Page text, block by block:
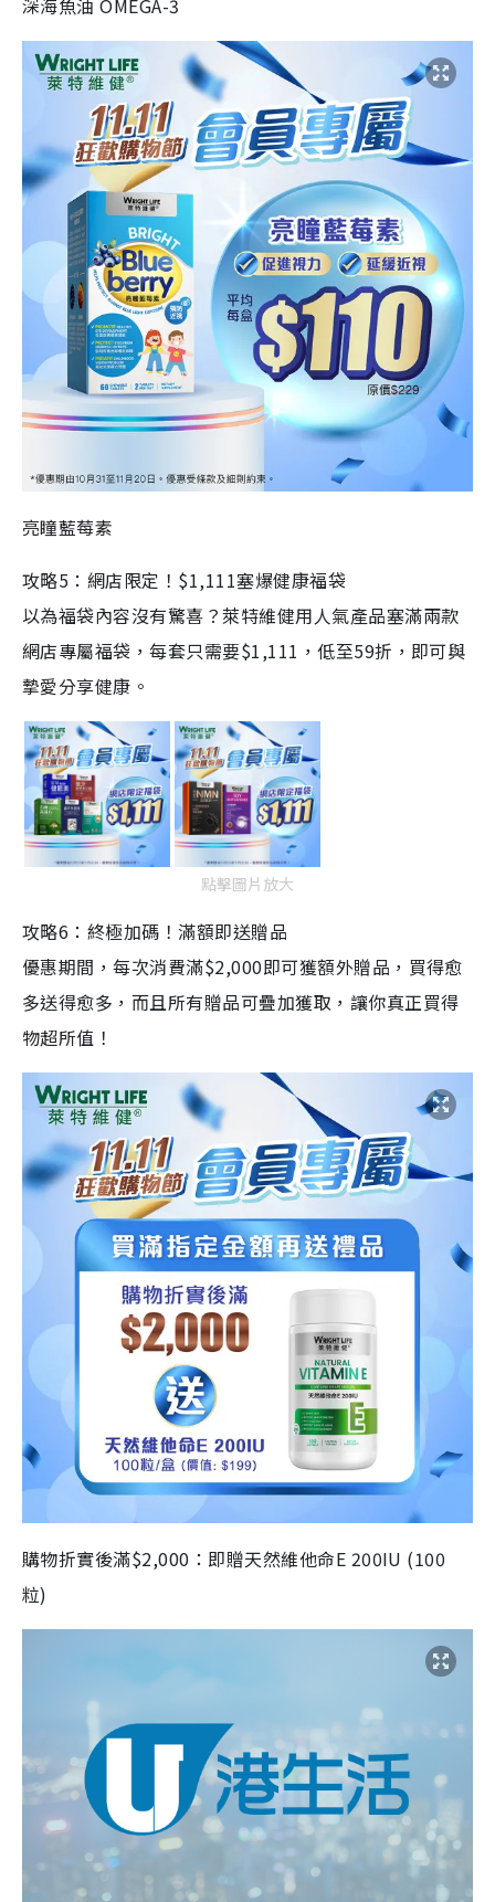
深海魚油 OMEGA-3
亮瞳藍莓素
攻略5：網店限定！$1,111塞爆健康福袋
以為福袋內容沒有驚喜？萊特維健用人氣產品塞滿兩款
網店專屬福袋，每套只需要$1,111，低至59折，即可與
摯愛分享健康。
點擊圖片放大
攻略6：終極加碼！滿額即送贈品
優惠期間，每次消費滿$2,000即可獲額外贈品，買得愈
多送得愈多，而且所有贈品可疊加獲取，讓你真正買得
物超所值！
購物折實後滿$2,000：即贈天然維他命E 200IU (100
粒)